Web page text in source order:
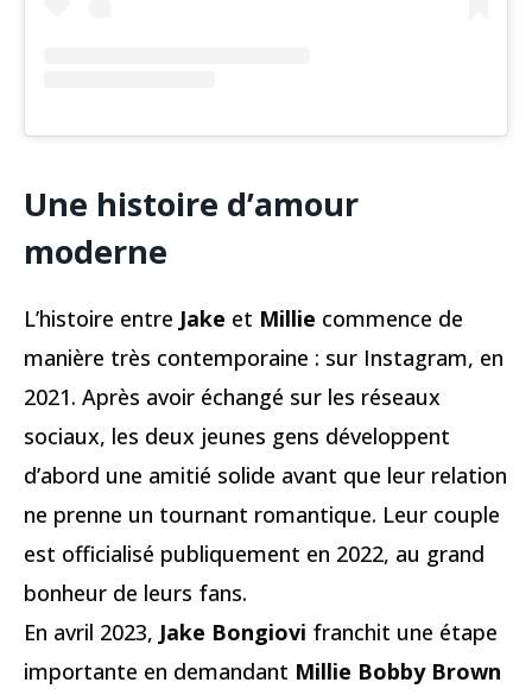
Une histoire d’amour
moderne
L’histoire entre Jake et Millie commence de
manière très contemporaine : sur Instagram, en
2021. Après avoir échangé sur les réseaux
sociaux, les deux jeunes gens développent
d’abord une amitié solide avant que leur relation
ne prenne un tournant romantique. Leur couple
est officialisé publiquement en 2022, au grand
bonheur de leurs fans.
En avril 2023, Jake Bongiovi franchit une étape
importante en demandant Millie Bobby Brown